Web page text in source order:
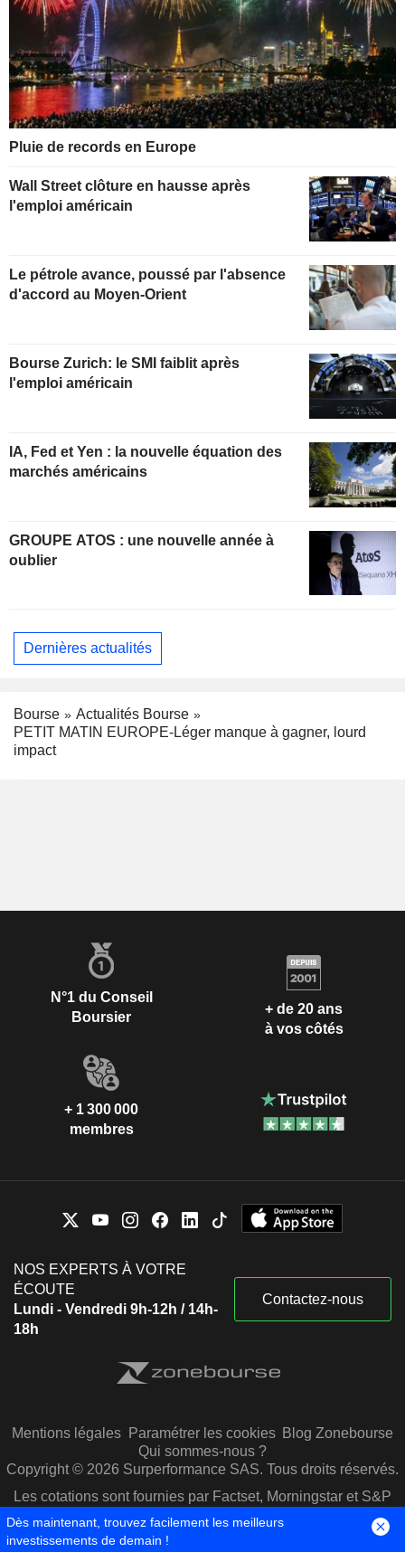
Pluie de records en Europe
Wall Street clôture en hausse après
l'emploi américain
Le pétrole avance, poussé par l'absence
d'accord au Moyen-Orient
Bourse Zurich: le SMI faiblit après
l'emploi américain
IA, Fed et Yen : la nouvelle équation des
marchés américains
GROUPE ATOS : une nouvelle année à
oublier
Dernières actualités
Bourse
Actualités Bourse
PETIT MATIN EUROPE-Léger manque à gagner, lourd
impact
N°1 du Conseil
Boursier
+ de 20 ans
à vos côtés
+ 1 300 000
membres
NOS EXPERTS À VOTRE
ÉCOUTE
Lundi - Vendredi 9h-12h / 14h-
18h
Contactez-nous
Mentions légales Paramétrer les cookies Blog Zonebourse
Qui sommes-nous ?
Copyright © 2026 Surperformance SAS. Tous droits réservés.
Les cotations sont fournies par Factset, Morningstar et S&P
Capital IQ
Dès maintenant, trouvez facilement les meilleurs
investissements de demain !